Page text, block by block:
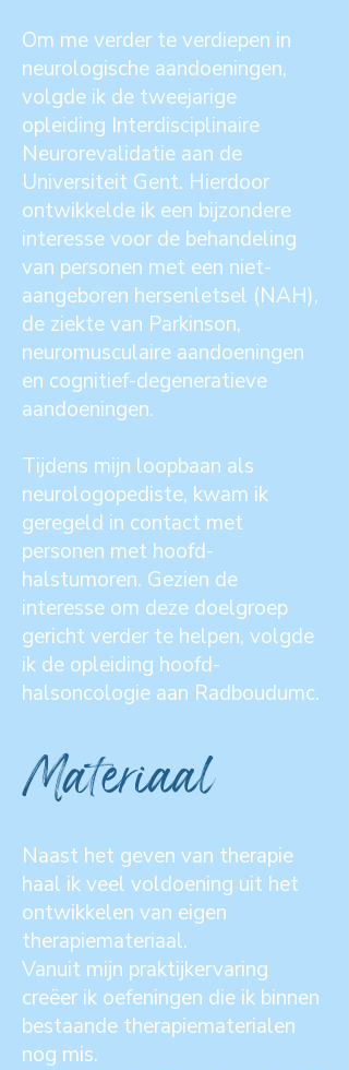
Om me verder te verdiepen in
neurologische aandoeningen,
volgde ik de tweejarige
opleiding Interdisciplinaire
Neurorevalidatie aan de
Universiteit Gent. Hierdoor
ontwikkelde ik een bijzondere
interesse voor de behandeling
van personen met een niet-
aangeboren hersenletsel (NAH),
de ziekte van Parkinson,
neuromusculaire aandoeningen
en cognitief-degeneratieve
aandoeningen.
Tijdens mijn loopbaan als
neurologopediste, kwam ik
geregeld in contact met
personen met hoofd-
halstumoren. Gezien de
interesse om deze doelgroep
gericht verder te helpen, volgde
ik de opleiding hoofd-
halsoncologie aan Radboudumc.
Materiaal
Naast het geven van therapie
haal ik veel voldoening uit het
ontwikkelen van eigen
therapiemateriaal.
Vanuit mijn praktijkervaring
creëer ik oefeningen die ik binnen
bestaande therapiematerialen
nog mis.